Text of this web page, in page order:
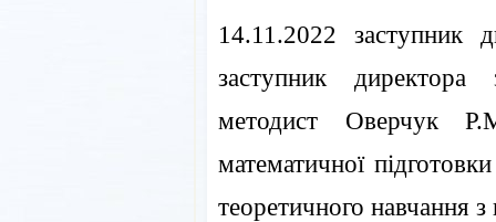
14.11.2022
заступник
методист Оверчук
математичної
теоретичного навчання з